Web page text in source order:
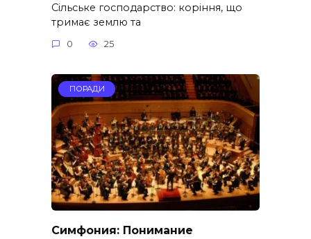
Сільське господарство: коріння, що
тримає землю та
0 25
ПОРАДИ
Симфония: Понимание